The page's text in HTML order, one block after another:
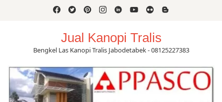
Jual Kanopi Tralis
Bengkel Las Kanopi Tralis Jabodetabek - 08125227383